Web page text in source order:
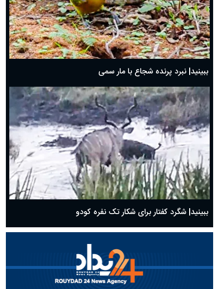
ببینید| نبرد پرنده شجاع با مار سمی
ببینید| شگرد کفتار برای شکار تک نفره کودو